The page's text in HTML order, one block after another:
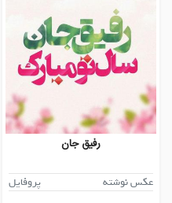
رفیق جان
عکس نوشته
پروفایل